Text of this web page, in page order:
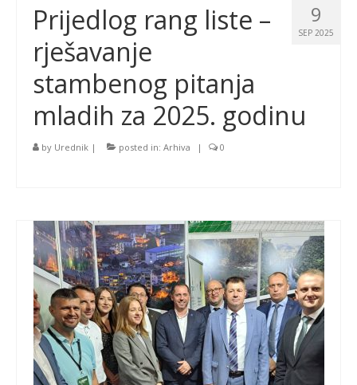
9
SEP 2025
Prijedlog rang liste –
rješavanje
stambenog pitanja
mladih za 2025. godinu
by Urednik | posted in: Arhiva | 0